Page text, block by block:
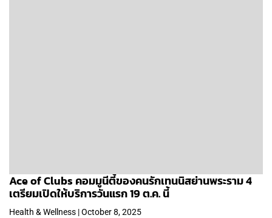
Ace of Clubs คอมมูนีตี้ของคนรักเทนนิสย่านพระราม 4
เตรียมเปิดให้บริการวันแรก 19 ต.ค. นี้
Health & Wellness | October 8, 2025